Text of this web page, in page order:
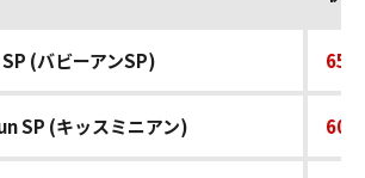
(バビーアンSP)
SP (キッスミニアン)